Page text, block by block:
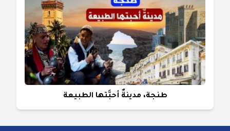
طنجة، مدينةٌ أحبَّتها الطبيعة